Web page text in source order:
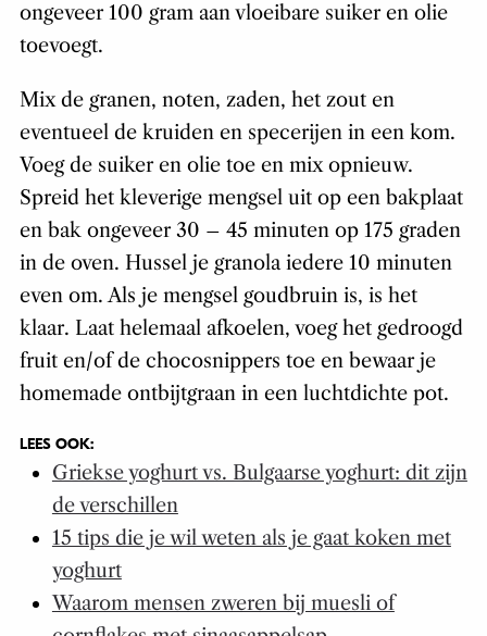
ongeveer 100 gram aan vloeibare suiker en olie
toevoegt.
Mix de granen, noten, zaden, het zout en
eventueel de kruiden en specerijen in een kom.
Voeg de suiker en olie toe en mix opnieuw.
Spreid het kleverige mengsel uit op een bakplaat
en bak ongeveer 30 – 45 minuten op 175 graden
in de oven. Hussel je granola iedere 10 minuten
even om. Als je mengsel goudbruin is, is het
klaar. Laat helemaal afkoelen, voeg het gedroogd
fruit en/of de chocosnippers toe en bewaar je
homemade ontbijtgraan in een luchtdichte pot.
LEES OOK:
Griekse yoghurt vs. Bulgaarse yoghurt: dit zijn
de verschillen
15 tips die je wil weten als je gaat koken met
yoghurt
Waarom mensen zweren bij muesli of